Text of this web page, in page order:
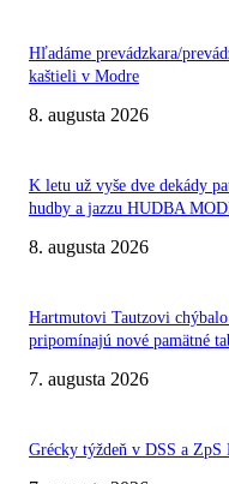
Hľadáme prevádzkara/
kaštieli v Modre
8. augusta 2026
K letu už vyše dve dekády
hudby a jazzu HUDBA
8. augusta 2026
Hartmutovi Tautzovi
pripomínajú nové pamätné
7. augusta 2026
Grécky týždeň v DSS a ZpS